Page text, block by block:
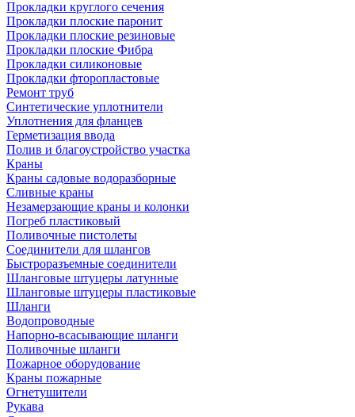
Прокладки круглого сечения
Прокладки плоские паронит
Прокладки плоские резиновые
Прокладки плоские Фибра
Прокладки силиконовые
Прокладки фторопластовые
Ремонт труб
Синтетические уплотнители
Уплотнения для фланцев
Герметизация ввода
Полив и благоустройство участка
Краны
Краны садовые водоразборные
Сливные краны
Незамерзающие краны и колонки
Погреб пластиковый
Поливочные пистолеты
Соединители для шлангов
Быстроразъемные соединители
Шланговые штуцеры латунные
Шланговые штуцеры пластиковые
Шланги
Водопроводные
Напорно-всасывающие шланги
Поливочные шланги
Пожарное оборудование
Краны пожарные
Огнетушители
Рукава